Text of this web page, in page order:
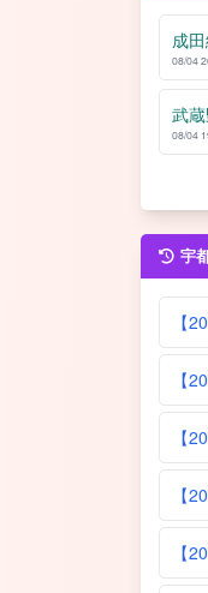
成
08/04
武
08/04
宇
【
【
【
【
【